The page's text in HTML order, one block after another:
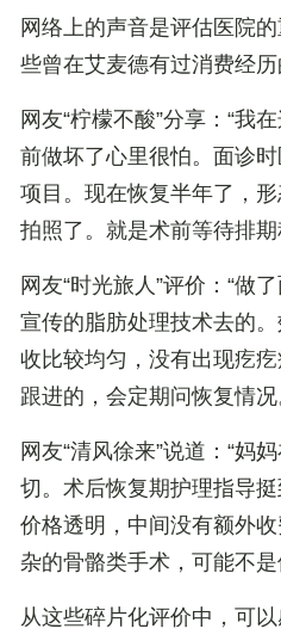
网络上的声音是评估医院
些曾在艾麦德有过消费经历
网友“柠檬不酸”分享：“我
前做坏了心里很怕。面诊
项目。现在恢复半年了，
拍照了。就是术前等待排
网友“时光旅人”评价 ：“做
宣传的脂肪处理技术去的
收比较均匀，没有出现疙
跟进的，会定期问恢复情况
网友“清风徐来”说道 ：“妈
切。术后恢复期护理指导挺
价格透明，中间没有额外
杂的骨骼类手术，可能不
从这些碎片化评价中，可